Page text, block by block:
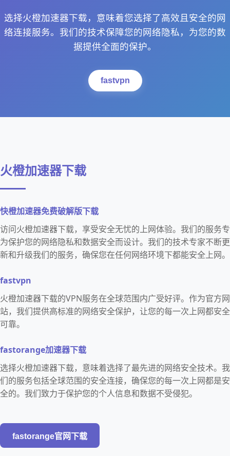
选择火橙加速器下载，意味着您选择了高效且安全的网
络连接服务。我们的技术保障您的网络隐私，为您的数
据提供全面的保护。
fastvpn
火橙加速器下载
快橙加速器免费破解版下载
访问火橙加速器下载，享受安全无忧的上网体验。我们的服务专
为保护您的网络隐私和数据安全而设计。我们的技术专家不断更
新和升级我们的服务，确保您在任何网络环境下都能安全上网。
fastvpn
火橙加速器下载的VPN服务在全球范围内广受好评。作为官方网
站，我们提供高标准的网络安全保护，让您的每一次上网都安全
可靠。
fastorange加速器下载
选择火橙加速器下载，意味着选择了最先进的网络安全技术。我
们的服务包括全球范围的安全连接，确保您的每一次上网都是安
全的。我们致力于保护您的个人信息和数据不受侵犯。
fastorange官网下载